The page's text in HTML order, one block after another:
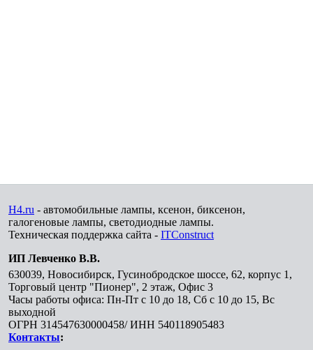
H4.ru - автомобильные лампы, ксенон, биксенон,
галогеновые лампы, светодиодные лампы.
Техническая поддержка сайта - ITConstruct
ИП Левченко В.В.
630039, Новосибирск, Гусинобродское шоссе, 62, корпус 1,
Торговый центр "Пионер", 2 этаж, Офис 3
Часы работы офиса: Пн-Пт с 10 до 18, Сб с 10 до 15, Вс
выходной
ОГРН 314547630000458/ ИНН 540118905483
Контакты: